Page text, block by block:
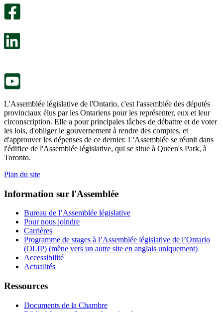
L'Assemblée législative de l'Ontario, c'est l'assemblée des députés
provinciaux élus par les Ontariens pour les représenter, eux et leur
circonscription. Elle a pour principales tâches de débattre et de voter
les lois, d'obliger le gouvernement à rendre des comptes, et
d'approuver les dépenses de ce dernier. L'Assemblée se réunit dans
l'édifice de l'Assemblée législative, qui se situe à Queen's Park, à
Toronto.
Plan du site
Information sur l'Assemblée
Bureau de l’Assemblée législative
Pour nous joindre
Carrières
Programme de stages à l’Assemblée législative de l’Ontario
(OLIP) (mène vers un autre site en anglais uniquement)
Accessibilité
Actualités
Ressources
Documents de la Chambre